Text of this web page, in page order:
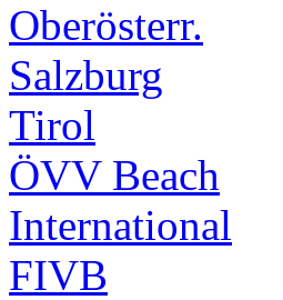
Oberösterr.
Salzburg
Tirol
ÖVV Beach
International
FIVB